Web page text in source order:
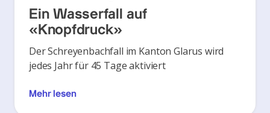
Ein Wasserfall auf
«Knopfdruck»
Der Schreyenbachfall im Kanton Glarus wird
jedes Jahr für 45 Tage aktiviert
Mehr lesen